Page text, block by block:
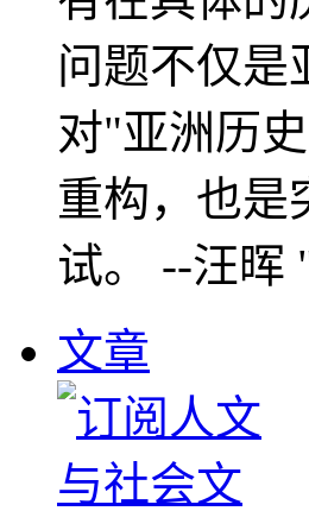
问题不仅是
对"亚洲历
重构，也是
试。 --汪晖
文章